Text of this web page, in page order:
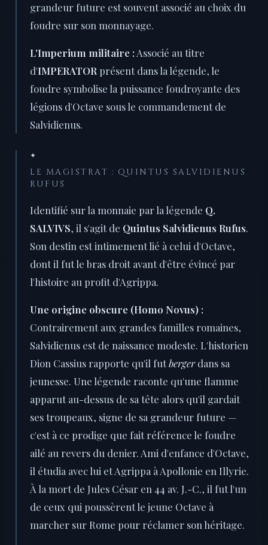
grandeur future est souvent associé au choix du
foudre sur son monnayage.
L'Imperium militaire :Associé au titre
d'IMPERATOR présent dans la légende, le
foudre symbolise la puissance foudroyante des
légions d'Octave sous le commandement de
Salvidienus.
✦
LE MAGISTRAT : QUINTUS SALVIDIENUS
RUFUS
Identifié sur la monnaie par la légende Q.
SALVIVS, il s'agit de Quintus Salvidienus Rufus.
Son destin est intimement lié à celui d'Octave,
dont il fut le bras droit avant d'être évincé par
l'histoire au profit d'Agrippa.
Une origine obscure (Homo Novus) :
Contrairement aux grandes familles romaines,
Salvidienus est de naissance modeste. L'historien
Dion Cassius rapporte qu'il futbergerdans sa
jeunesse. Une légende raconte qu'une flamme
apparut au-dessus de sa tête alors qu'il gardait
ses troupeaux, signe de sa grandeur future —
c'est à ce prodige que fait référence le foudre
ailé au revers du denier. Ami d'enfance d'Octave,
il étudia avec lui et Agrippa à Apollonie en Illyrie.
À la mort de Jules César en 44 av. J.-C., il fut l'un
de ceux qui poussèrent le jeune Octave à
marcher sur Rome pour réclamer son héritage.